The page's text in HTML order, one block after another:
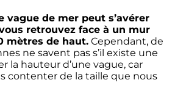
vague de mer peut s’avérer
retrouvez face à un mur
mètres de haut. Cependant, de
ne savent pas s’il existe une
la hauteur d’une vague, car
contenter de la taille que nous